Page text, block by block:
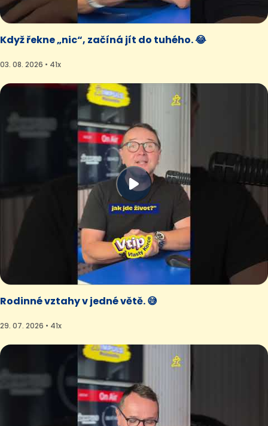
Když řekne „nic“, začíná jít do tuhého. 😂
03. 08. 2026 • 41x
Rodinné vztahy v jedné větě. 😅
29. 07. 2026 • 41x